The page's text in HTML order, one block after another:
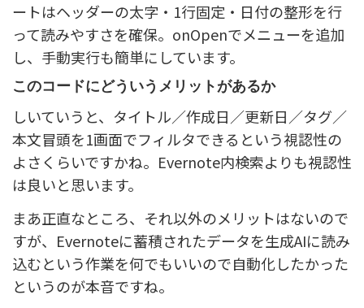
ートはヘッダーの太字・1行固定・日付の整形を行
って読みやすさを確保。onOpenでメニューを追加
し、手動実行も簡単にしています。
このコードにどういうメリットがあるか
しいていうと、タイトル／作成日／更新日／タグ／
本文冒頭を1画面でフィルタできるという視認性の
よさくらいですかね。Evernote内検索よりも視認性
は良いと思います。
まあ正直なところ、それ以外のメリットはないので
すが、Evernoteに蓄積されたデータを生成AIに読み
込むという作業を何でもいいので自動化したかった
というのが本音ですね。